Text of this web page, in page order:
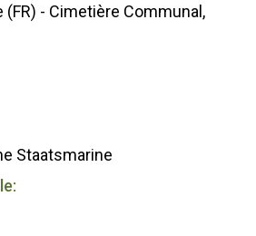
(FR) - Cimetière Communal,
Staatsmarine